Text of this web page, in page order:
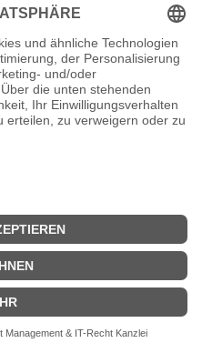
waren 285.000
hatten.
wirksam
der Stromversorgung
Danach sollte es zu einer
10. Februar paraphierten
Zweiten Weltkriegs mit
vom Präsidium des
UNESCO war Kuba